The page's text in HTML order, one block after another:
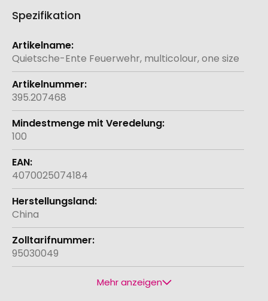
Spezifikation
Weitere
Informationen
Quietsche-Ente Feuerwehr, multicolour, one size
395.207468
100
4070025074184
China
95030049
Mehr anzeigen